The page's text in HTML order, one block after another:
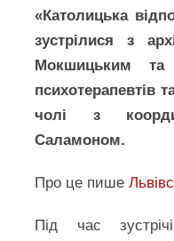
«Католицька
зустрілися з
Мокшицьким та
психотерапевтів
чолі з
Саламоном.
Про це пише
Під час